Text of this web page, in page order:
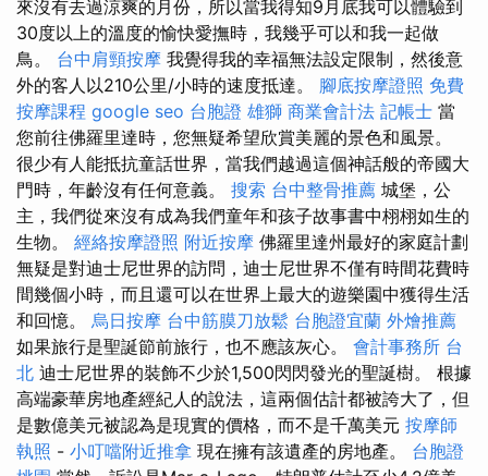
來沒有去過涼爽的月份，所以當我得知9月底我可以體驗到
30度以上的溫度的愉快愛撫時，我幾乎可以和我一起做
鳥。 台中肩頸按摩 我覺得我的幸福無法設定限制，然後意
外的客人以210公里/小時的速度抵達。 腳底按摩證照 免費
按摩課程 google seo 台胞證 雄獅 商業會計法 記帳士 當
您前往佛羅里達時，您無疑希望欣賞美麗的景色和風景。
很少有人能抵抗童話世界，當我們越過這個神話般的帝國大
門時，年齡沒有任何意義。 搜索 台中整骨推薦 城堡，公
主，我們從來沒有成為我們童年和孩子故事書中栩栩如生的
生物。 經絡按摩證照 附近按摩 佛羅里達州最好的家庭計劃
無疑是對迪士尼世界的訪問，迪士尼世界不僅有時間花費時
間幾個小時，而且還可以在世界上最大的遊樂園中獲得生活
和回憶。 烏日按摩 台中筋膜刀放鬆 台胞證宜蘭 外燴推薦
如果旅行是聖誕節前旅行，也不應該灰心。 會計事務所 台
北 迪士尼世界的裝飾不少於1,500閃閃發光的聖誕樹。 根據
高端豪華房地產經紀人的說法，這兩個估計都被誇大了，但
是數億美元被認為是現實的價格，而不是千萬美元 按摩師
執照 - 小叮噹附近推拿 現在擁有該遺產的房地產。 台胞證